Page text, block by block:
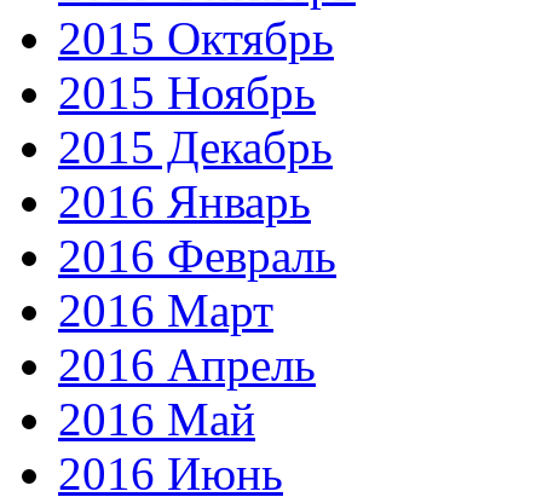
2015 Октябрь
2015 Ноябрь
2015 Декабрь
2016 Январь
2016 Февраль
2016 Март
2016 Апрель
2016 Май
2016 Июнь